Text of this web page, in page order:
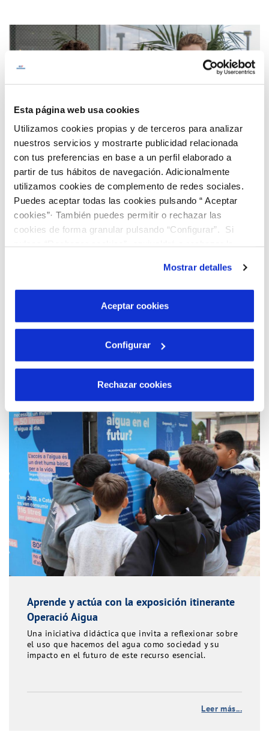
Esta página web usa cookies
Utilizamos cookies propias y de terceros para analizar
nuestros servicios y mostrarte publicidad relacionada
con tus preferencias en base a un perfil elaborado a
partir de tus hábitos de navegación. Adicionalmente
utilizamos cookies de complemento de redes sociales.
Puedes aceptar todas las cookies pulsando “ Aceptar
cookies”· También puedes permitir o rechazar las
cookies de forma granular pulsando “Configurar”. Si
son indispensables para que el sitio web funcione y que
por tanto no se pueden desactivar. Puedes consultar
más información en nuestraPolítica de Cookies
Mostrar detalles
Aceptar cookies
Configurar
Rechazar cookies
¡Descubre nuestro programa de Becas
“Jóvenes Talentos”!
Buscamos jóvenes brillantes que quieran cursar
ámbitos STEAM.
Aprende y actúa con la exposición itinerante
Operació Aigua
Una iniciativa didáctica que invita a reflexionar sobre
el uso que hacemos del agua como sociedad y su
impacto en el futuro de este recurso esencial.
Leer más...